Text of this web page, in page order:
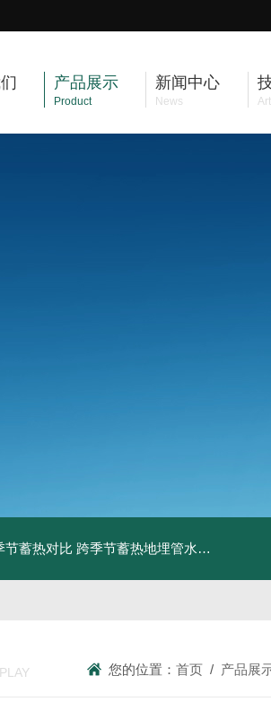
产品展示
Product
新闻中心
News
节蓄热对比 跨季节蓄热地埋管水池湖面储热技术研究对比
您的位置：首页 / 产品展